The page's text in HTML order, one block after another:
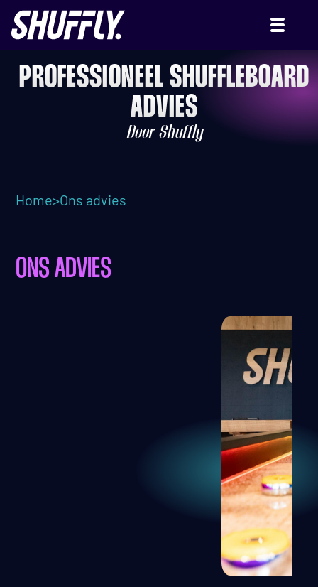
PROFESSIONEEL SHUFFLEBOARD
ADVIES
Door Shuffly
Home>Ons advies
ONS ADVIES